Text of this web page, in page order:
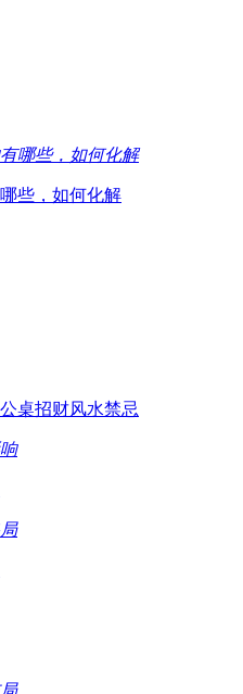
些，如何化解
桌招财风水禁忌